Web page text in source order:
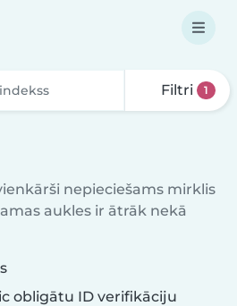
Filtri 1
nepieciešams mirklis
aukles ir ātrāk nekā
obligātu ID verifikāciju